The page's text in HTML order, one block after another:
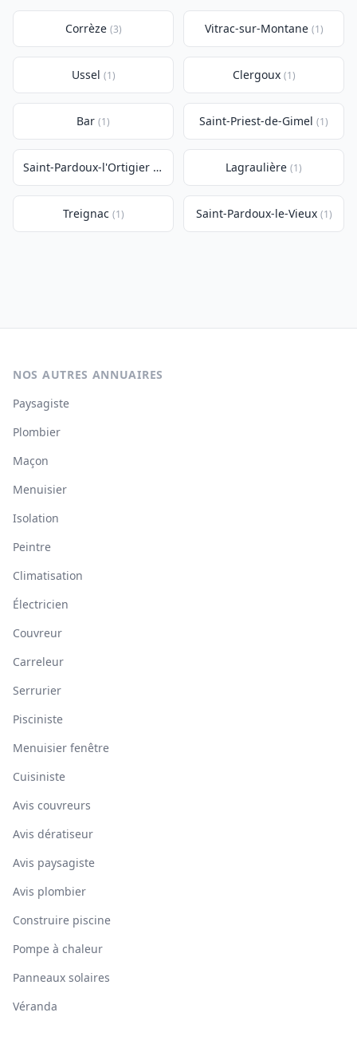
Corrèze (3) Vitrac-sur-Montane (1)
Ussel (1) Clergoux (1)
Bar (1) Saint-Priest-de-Gimel (1)
Saint-Pardoux-l'Ortigier (1) Lagraulière (1)
Treignac (1) Saint-Pardoux-le-Vieux (1)
NOS AUTRES ANNUAIRES
Paysagiste
Plombier
Maçon
Menuisier
Isolation
Peintre
Climatisation
Électricien
Couvreur
Carreleur
Serrurier
Pisciniste
Menuisier fenêtre
Cuisiniste
Avis couvreurs
Avis dératiseur
Avis paysagiste
Avis plombier
Construire piscine
Pompe à chaleur
Panneaux solaires
Véranda